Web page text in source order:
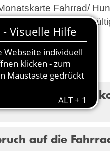
Fahrrad/
24 Uhr
in Bus & Bahn
auf die